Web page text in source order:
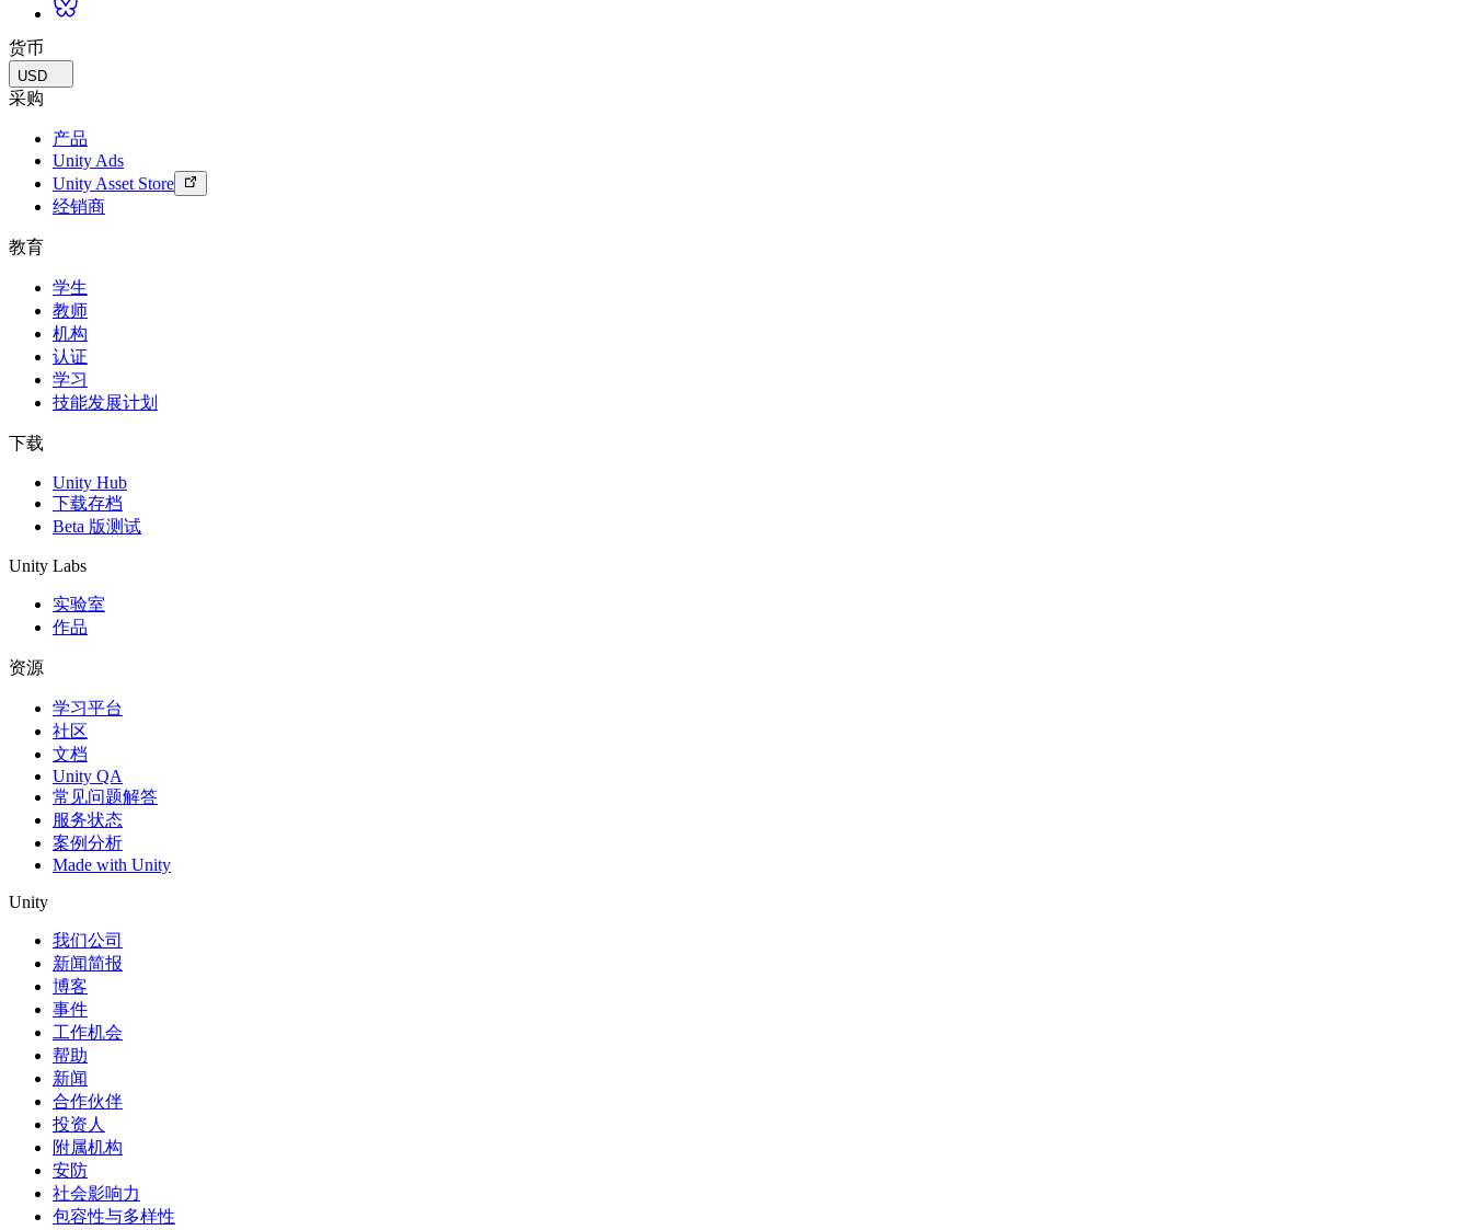
管理跨门店和D2C渠道的IAP（应用内购买）
商业化
通过 Unity 投放广告
使用案例
移动游戏
使用 Unity 打造移动端爆款游戏
独立游戏
小团队也能做出大游戏
XR 游戏
跨平台发布 XR 游戏
多人游戏
简化多人游戏开发
演示
演示、示例和构建模块
所有资源
新增功能
博客
更新、信息和技术提示
新闻
新闻、故事和新闻中心
增强您的教学
教育资助许可证
认证
证明您的Unity精通
货币
USD
采购
产品
Unity Ads
Unity Asset Store
经销商
教育
学生
教师
机构
认证
学习
技能发展计划
下载
Unity Hub
下载存档
Beta 版测试
Unity Labs
实验室
作品
资源
学习平台
社区
文档
Unity QA
常见问题解答
服务状态
案例分析
Made with Unity
Unity
我们公司
新闻简报
博客
事件
工作机会
帮助
新闻
合作伙伴
投资人
附属机构
安防
社会影响力
包容性与多样性